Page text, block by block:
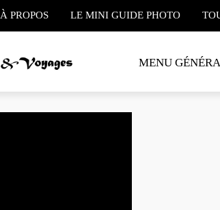
À PROPOS LE MINI GUIDE PHOTO
MENU
#Chanel